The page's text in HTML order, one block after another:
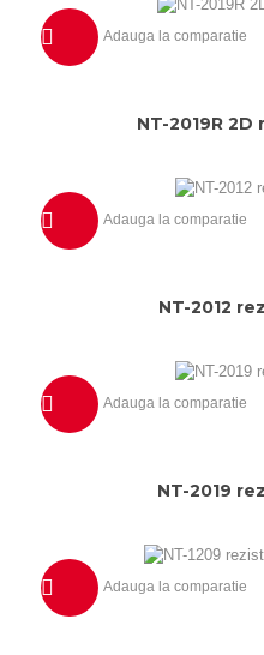
Adauga la comparatie
NT-2019R
Adauga la comparatie
NT-2012
Adauga la comparatie
NT-2019
Adauga la comparatie